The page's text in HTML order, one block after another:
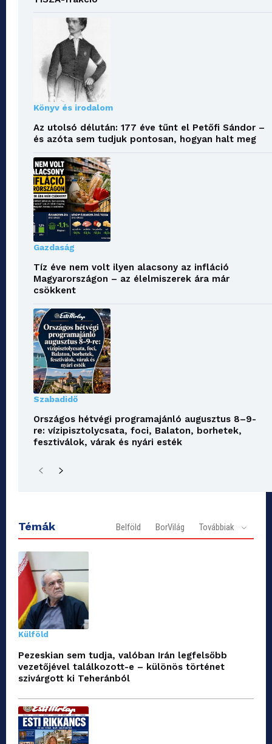
Könyv és irodalom
Az utolsó délután: 177 éve tűnt el Petőfi Sándor –
és azóta sem tudjuk pontosan, hogyan halt meg
Gazdaság
Tíz éve nem volt ilyen alacsony az infláció
Magyarországon – az élelmiszerek ára már
csökkent
Szabadidő
Országos hétvégi programajánló augusztus 8–9-
re: vízipisztolycsata, foci, Balaton, borhetek,
fesztiválok, várak és nyári esték
Témák Belföld BorVilág Továbbiak
Külföld
Pezeskian sem tudja, valóban Irán legfelsőbb
vezetőjével találkozott-e – különös történet
szivárgott ki Teheránból